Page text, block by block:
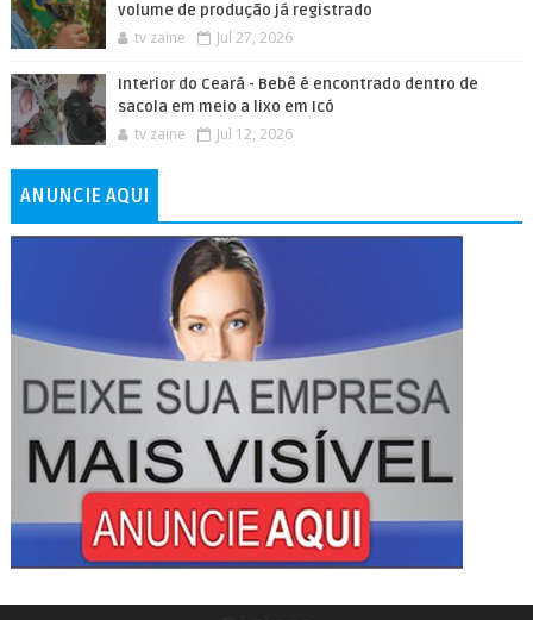
volume de produção já registrado
tv zaine Jul 27, 2026
Interior do Ceará - Bebê é encontrado dentro de
sacola em meio a lixo em Icó
tv zaine Jul 12, 2026
ANUNCIE AQUI